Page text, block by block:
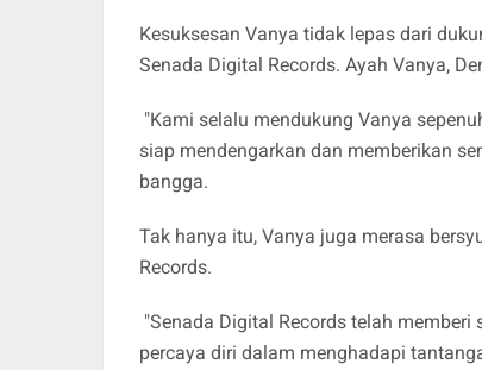
Kesuksesan Vanya tidak lepas dari
Senada Digital Records. Ayah Vanya,
"Kami selalu mendukung Vanya
siap mendengarkan dan memberikan
bangga.
Tak hanya itu, Vanya juga merasa
Records.
"Senada Digital Records telah
percaya diri dalam menghadapi